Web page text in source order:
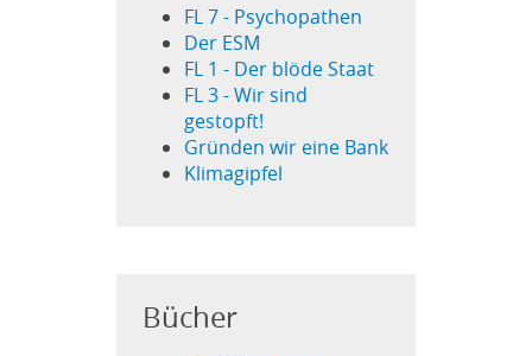
FL 7 - Psychopathen
Der ESM
FL 1 - Der blöde Staat
FL 3 - Wir sind
gestopft!
Gründen wir eine Bank
Klimagipfel
Bücher